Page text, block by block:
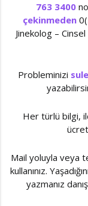
763 3400
çekinmeden
Jinekolog –
Probleminizi
Her türlü bilgi,
Mail yoluyla veya
kullanınız.
yazmanız